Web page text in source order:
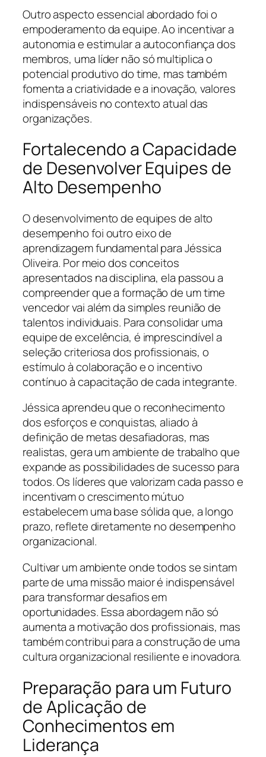
Outro aspecto essencial abordado foi o
empoderamento da equipe. Ao incentivar a
autonomia e estimular a autoconfiança dos
membros, uma líder não só multiplica o
potencial produtivo do time, mas também
fomenta a criatividade e a inovação, valores
indispensáveis no contexto atual das
organizações.
Fortalecendo a Capacidade
de Desenvolver Equipes de
Alto Desempenho
O desenvolvimento de equipes de alto
desempenho foi outro eixo de
aprendizagem fundamental para Jéssica
Oliveira. Por meio dos conceitos
apresentados na disciplina, ela passou a
compreender que a formação de um time
vencedor vai além da simples reunião de
talentos individuais. Para consolidar uma
equipe de excelência, é imprescindível a
seleção criteriosa dos profissionais, o
estímulo à colaboração e o incentivo
contínuo à capacitação de cada integrante.
Jéssica aprendeu que o reconhecimento
dos esforços e conquistas, aliado à
definição de metas desafiadoras, mas
realistas, gera um ambiente de trabalho que
expande as possibilidades de sucesso para
todos. Os líderes que valorizam cada passo e
incentivam o crescimento mútuo
estabelecem uma base sólida que, a longo
prazo, reflete diretamente no desempenho
organizacional.
Cultivar um ambiente onde todos se sintam
parte de uma missão maior é indispensável
para transformar desafios em
oportunidades. Essa abordagem não só
aumenta a motivação dos profissionais, mas
também contribui para a construção de uma
cultura organizacional resiliente e inovadora.
Preparação para um Futuro
de Aplicação de
Conhecimentos em
Liderança